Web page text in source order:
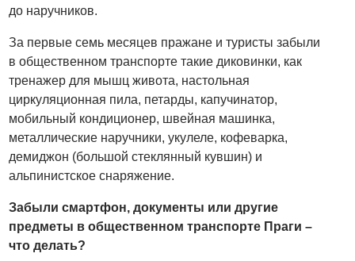
до наручников.
За первые семь месяцев пражане и туристы забыли
в общественном транспорте такие диковинки, как
тренажер для мышц живота, настольная
циркуляционная пила, петарды, капучинатор,
мобильный кондиционер, швейная машинка,
металлические наручники, укулеле, кофеварка,
демиджон (большой стеклянный кувшин) и
альпинистское снаряжение.
Забыли смартфон, документы или другие
предметы в общественном транспорте Праги –
что делать?